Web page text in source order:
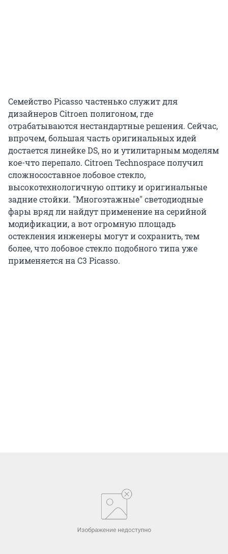
Семейство Picasso частенько служит для
дизайнеров Citroen полигоном, где
отрабатываются нестандартные решения. Сейчас,
впрочем, большая часть оригинальных идей
достается линейке DS, но и утилитарным моделям
кое-что перепало. Citroen Technospace получил
сложносоставное лобовое стекло,
высокотехнологичную оптику и оригинальные
задние стойки. "Многоэтажные" светодиодные
фары вряд ли найдут применение на серийной
модификации, а вот огромную площадь
остекления инженеры могут и сохранить, тем
более, что лобовое стекло подобного типа уже
применяется на С3 Picasso.